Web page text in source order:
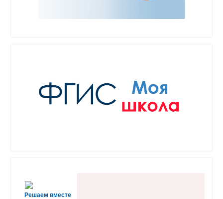
Решаем вместе